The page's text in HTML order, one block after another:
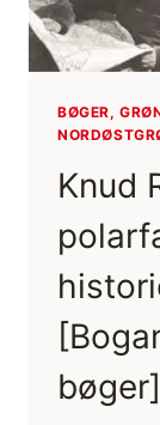
BØGER,
Knud
bøger]